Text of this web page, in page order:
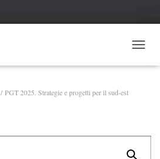
/ PGT 2025. Strategie e progetti per il sud-est